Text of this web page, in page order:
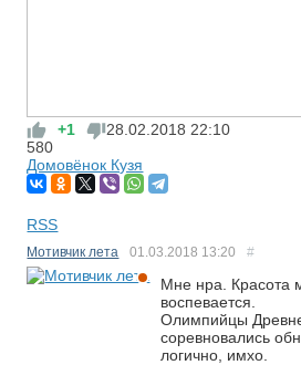
+1 28.02.2018 22:10
580
Домовёнок Кузя
RSS
Мотивчик лета 01.03.2018 13:20 #
Мне нра. Красота
воспевается.
Олимпийцы
соревновались
логично, имхо.